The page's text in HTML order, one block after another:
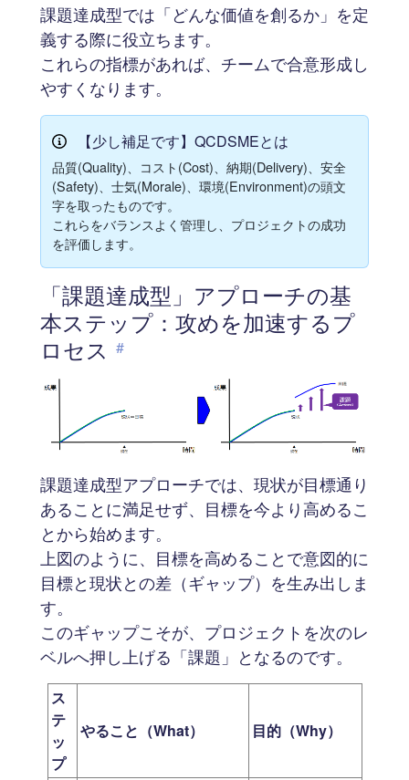
課題達成型では「どんな価値を創るか」を定
義する際に役立ちます。
これらの指標があれば、チームで合意形成し
やすくなります。
【少し補足です】QCDSMEとは
品質(Quality)、コスト(Cost)、納期(Delivery)、安全
(Safety)、士気(Morale)、環境(Environment)の頭文
字を取ったものです。
これらをバランスよく管理し、プロジェクトの成功
を評価します。
「課題達成型」アプローチの基
本ステップ：攻めを加速するプ
ロセス #
課題達成型アプローチでは、現状が目標通り
あることに満足せず、目標を今より高めるこ
とから始めます。
上図のように、目標を高めることで意図的に
目標と現状との差（ギャップ）を生み出しま
す。
このギャップこそが、プロジェクトを次のレ
ベルへ押し上げる「課題」となるのです。
ス
テ
ッ
プ
やること（What） 目的（Why）